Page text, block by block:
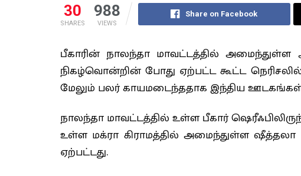
30
SHARES
988
VIEWS
Share on Facebook
பீகாரின் நாலந்தா மாவட்டத்தில்
நிகழ்வொன்றின் போது ஏற்பட்ட கூட்ட
மேலும் பலர் காயமடைந்ததாக இந்திய
நாலந்தா மாவட்டத்தில் உள்ள பீகார்
உள்ள மக்ரா கிராமத்தில் அமைந்துள்ள
ஏற்பட்டது.